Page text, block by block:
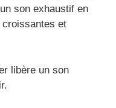
son exhaustif en
et
libère un son